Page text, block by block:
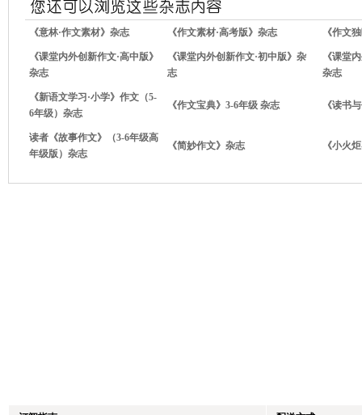
《意林·作文素材》杂志 《作文素材·高考版》杂志 《作文
《课堂内外创新作文·高中版》
杂志
《课堂内外创新作文·初中版》杂
志
《课堂
杂志
《新语文学习·小学》作文（5-
6年级）杂志
《作文宝典》3-6年级 杂志 《读书
读者《故事作文》（3-6年级高
年级版）杂志
《简妙作文》杂志 《小火